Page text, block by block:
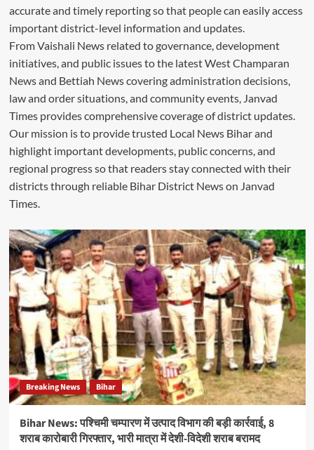
accurate and timely reporting so that people can easily access
important district-level information and updates.
From Vaishali News related to governance, development
initiatives, and public issues to the latest West Champaran
News and Bettiah News covering administration decisions,
law and order situations, and community events, Janvad
Times provides comprehensive coverage of district updates.
Our mission is to provide trusted Local News Bihar and
highlight important developments, public concerns, and
regional progress so that readers stay connected with their
districts through reliable Bihar District News on Janvad
Times.
Breaking News Bihar
Bihar News: पश्चिमी चम्पारण में उत्पाद विभाग की बड़ी कार्रवाई, 8
शराब कारोबारी गिरफ्तार, भारी मात्रा में देशी-विदेशी शराब बरामद